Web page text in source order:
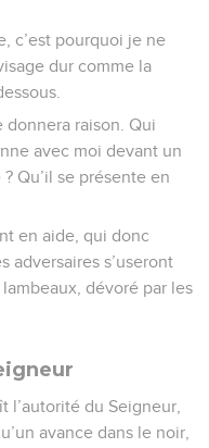
c’est pourquoi je ne
dur comme la
donnera raison. Qui
avec moi devant un
Qu’il se présente en
en aide, qui donc
adversaires s’useront
dévoré par les
l’autorité du Seigneur,
avance dans le noir,